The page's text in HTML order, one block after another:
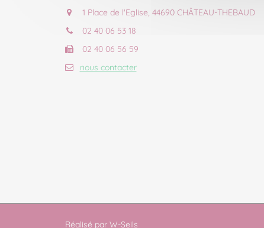
1 Place de l'Eglise, 44690 CHÂTEAU-THEBAUD
02 40 06 53 18
02 40 06 56 59
nous contacter
Réalisé par W-Seils